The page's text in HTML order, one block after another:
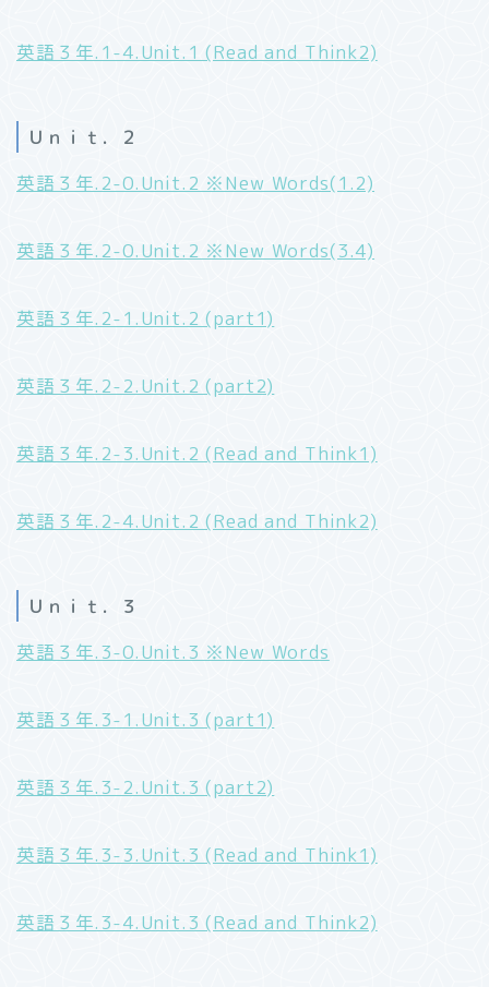
英語３年.1-4.Unit.1 (Read and Think2)
Ｕｎｉｔ．２
英語３年.2-0.Unit.2 ※New Words(1.2)
英語３年.2-0.Unit.2 ※New Words(3.4)
英語３年.2-1.Unit.2 (part1)
英語３年.2-2.Unit.2 (part2)
英語３年.2-3.Unit.2 (Read and Think1)
英語３年.2-4.Unit.2 (Read and Think2)
Ｕｎｉｔ．３
英語３年.3-0.Unit.3 ※New Words
英語３年.3-1.Unit.3 (part1)
英語３年.3-2.Unit.3 (part2)
英語３年.3-3.Unit.3 (Read and Think1)
英語３年.3-4.Unit.3 (Read and Think2)